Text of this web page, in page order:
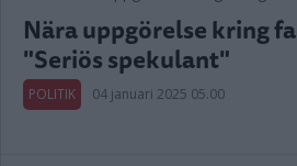
Nära uppgörelse kring
"Seriös spekulant"
POLITIK 04 januari 2025 05.00